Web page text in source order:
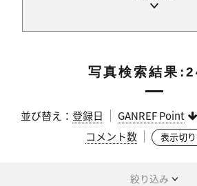
写真検索結果
並び替え： 登録日 GANREF Point
コメント数
表示切
絞り込み